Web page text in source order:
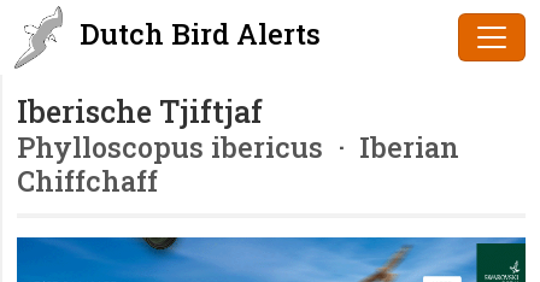
Dutch Bird Alerts
Iberische Tjiftjaf
Phylloscopus ibericus · Iberian
Chiffchaff